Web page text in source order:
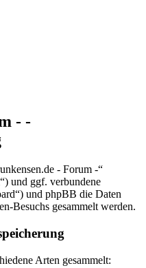
- -
- Forum -“
und ggf. verbundene
und phpBB die Daten
Besuchs gesammelt werden.
Arten gesammelt: